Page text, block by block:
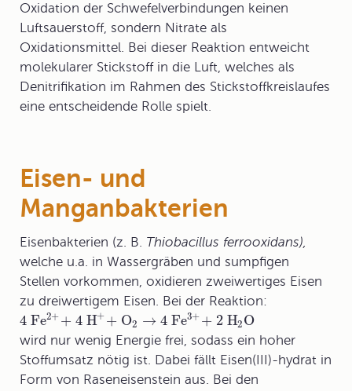
Oxidation der Schwefelverbindungen keinen
Luftsauerstoff, sondern Nitrate als
Oxidationsmittel. Bei dieser Reaktion entweicht
molekularer Stickstoff in die Luft, welches als
Denitrifikation im Rahmen des Stickstoffkreislaufes
eine entscheidende Rolle spielt.
Eisen- und
Manganbakterien
Eisenbakterien (z. B. Thiobacillus ferrooxidans),
welche u.a. in Wassergräben und sumpfigen
Stellen vorkommen, oxidieren zweiwertiges Eisen
zu dreiwertigem Eisen. Bei der Reaktion:
4 Fe2++ 4 H++ O2 → 4 Fe3++ 2 H2O
wird nur wenig Energie frei, sodass ein hoher
Stoffumsatz nötig ist. Dabei fällt Eisen(III)-hydrat in
Form von Raseneisenstein aus. Bei den